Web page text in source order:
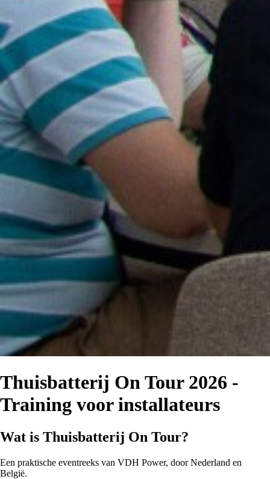
Thuisbatterij On Tour 2026 -
Training voor installateurs
Wat is Thuisbatterij On Tour?
Een praktische eventreeks van VDH Power, door Nederland en
België.